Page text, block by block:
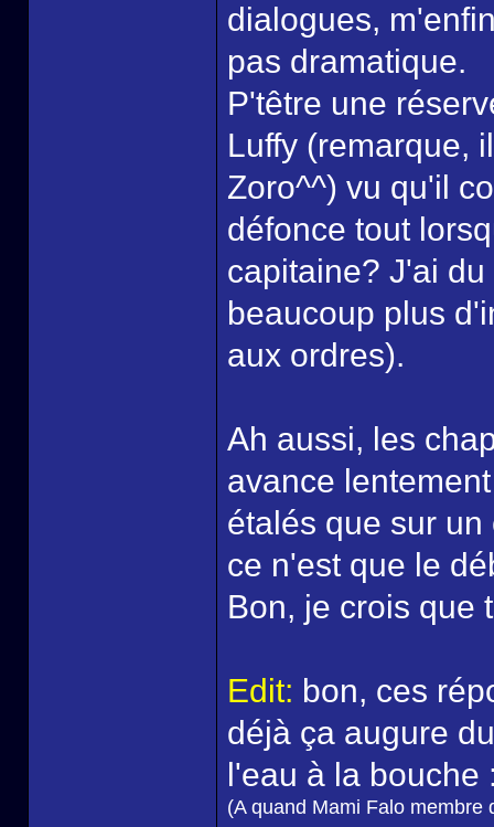
dialogues,
pas dramatique.
P'têtre une
Luffy (remarque,
Zoro^^) vu qu'il
défonce tout
capitaine? J'ai
beaucoup plus
aux ordres).
Ah aussi, les
avance
étalés que sur
ce n'est que le
Bon, je crois que
Edit: bon, ces
déjà ça augure
l'eau à la bouche
(A quand Mami Falo membre